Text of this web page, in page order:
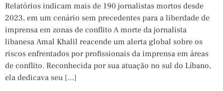
Relatórios indicam mais de 190 jornalistas mortos desde
2023, em um cenário sem precedentes para a liberdade de
imprensa em zonas de conflito A morte da jornalista
libanesa Amal Khalil reacende um alerta global sobre os
riscos enfrentados por profissionais da imprensa em áreas
de conflito. Reconhecida por sua atuação no sul do Líbano,
ela dedicava seu […]